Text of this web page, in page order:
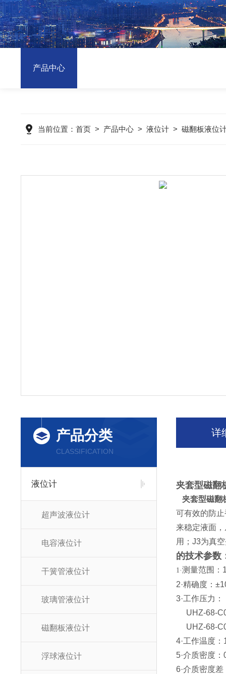
产品中心
当前位置： 首页> 产品中心> 液位计> 磁翻板液位
产品分类
CLASSIFICATION
液位计
超声波液位计
电容液位计
干簧管液位计
玻璃管液位计
磁翻板液位计
浮球液位计
详
夹套型磁翻
夹套型磁翻
可有效的防
来稳定液面
用；J3为真
的技术参数
1·测量范围：
2·精确度：
3·工作压力：
UHZ-68-
UHZ-68-
4·工作温度
5·介质密度
6·介质密度